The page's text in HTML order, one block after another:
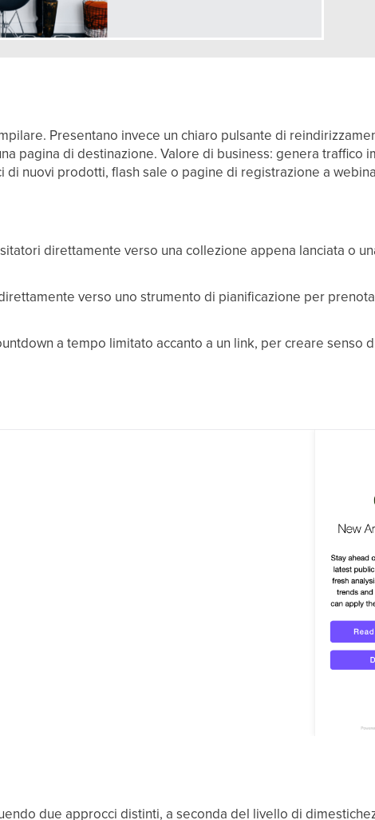
Presentano invece un chiaro pulsante di
pagina di destinazione. Valore di business: genera traffico
nuovi prodotti, flash sale o pagine di registrazione a
direttamente verso una collezione appena lanciata o
verso uno strumento di pianificazione per
a tempo limitato accanto a un link, per creare senso
due approcci distinti, a seconda del livello di